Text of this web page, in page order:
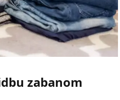
zabanom